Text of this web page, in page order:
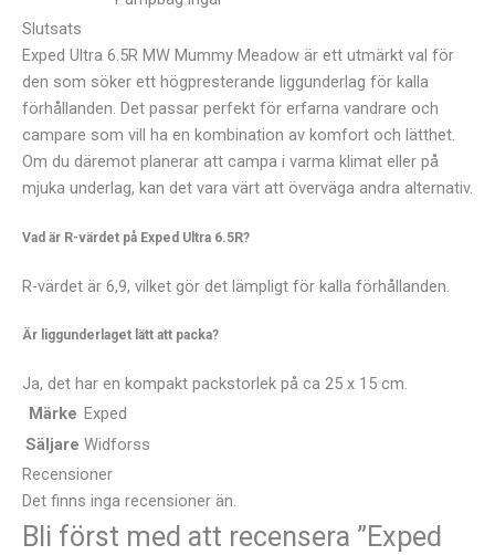
Slutsats
Exped Ultra 6.5R MW Mummy Meadow är ett utmärkt val för
den som söker ett högpresterande liggunderlag för kalla
förhållanden. Det passar perfekt för erfarna vandrare och
campare som vill ha en kombination av komfort och lätthet.
Om du däremot planerar att campa i varma klimat eller på
mjuka underlag, kan det vara värt att överväga andra alternativ.
Vad är R-värdet på Exped Ultra 6.5R?
R-värdet är 6,9, vilket gör det lämpligt för kalla förhållanden.
Är liggunderlaget lätt att packa?
Ja, det har en kompakt packstorlek på ca 25 x 15 cm.
Märke Exped
Säljare Widforss
Recensioner
Det finns inga recensioner än.
Bli först med att recensera ”Exped